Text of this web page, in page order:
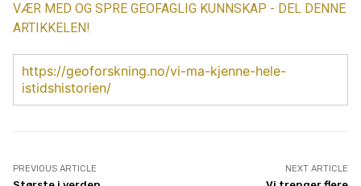
VÆR MED OG SPRE GEOFAGLIG KUNNSKAP - DEL DENNE
ARTIKKELEN!
https://geoforskning.no/vi-ma-kjenne-hele-
istidshistorien/
PREVIOUS ARTICLE NEXT ARTICLE